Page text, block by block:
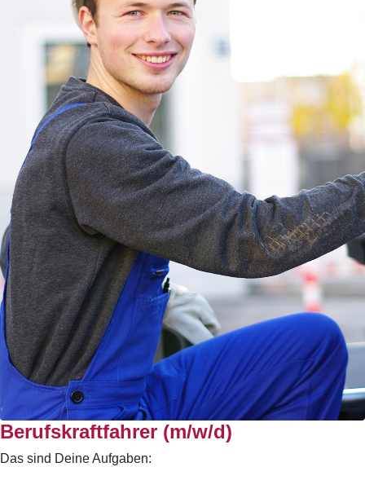
Berufskraftfahrer (m/w/d)
Das sind Deine Aufgaben: